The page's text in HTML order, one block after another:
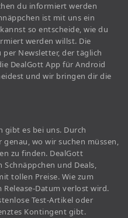
du informiert werden
ist mit uns ein
so entscheide, wie du
werden willst. Die
per Newsletter, der täglich
DealGott App für Android
und wir bringen dir die
gibt es bei uns. Durch
genau, wo wir suchen müssen,
zu finden. DealGott
und Deals,
tollen Preise. Wie zum
Release-Datum verlost wird.
Test-Artikel oder
Kontingent gibt.